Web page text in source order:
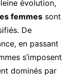
évolution,
femmessont
De
en passant
s’imposent
dominés par